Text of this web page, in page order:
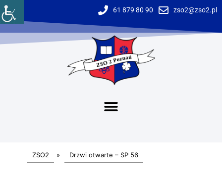
61 879 80 90 zso2@zso2.pl
ZSO2 » Drzwi otwarte – SP 56